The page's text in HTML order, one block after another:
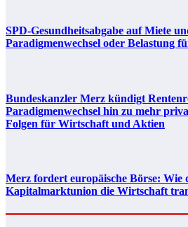
SPD-Gesundheitsabgabe auf Miete
Paradigmenwechsel oder Belastung
Bundeskanzler Merz kündigt
Paradigmenwechsel hin zu mehr
Folgen für Wirtschaft und Aktien
Merz fordert europäische Börse: Wie
Kapitalmarktunion die Wirtschaft